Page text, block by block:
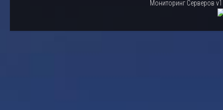
Мониторинг Серверов